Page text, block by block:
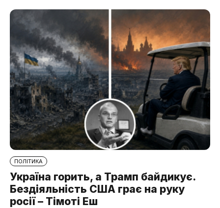
ПОЛІТИКА
Україна горить, а Трамп байдикує.
Бездіяльність США грає на руку
росії – Тімоті Еш